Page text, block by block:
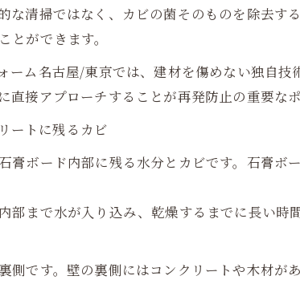
な清掃ではなく、カビの菌そのものを除去
ができます。
ーム名古屋/東京では、建材を傷めない独自
直接アプローチすることが再発防止の重要なポ
ートに残るカビ
膏ボード内部に残る水分とカビです。石膏
部まで水が入り込み、乾燥するまでに長い時
側です。壁の裏側にはコンクリートや木材